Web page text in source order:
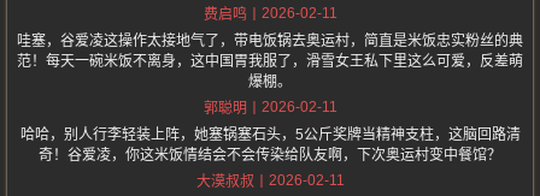
费启鸣
2026-02-11
哇塞，谷爱凌这操作太接地气了，带电饭锅去奥运村，简直是米饭忠实粉丝的典
范！每天一碗米饭不离身，这中国胃我服了，滑雪女王私下里这么可爱，反差萌
爆棚。
郭聪明
2026-02-11
哈哈，别人行李轻装上阵，她塞锅塞石头，5公斤奖牌当精神支柱，这脑回路清
奇！谷爱凌，你这米饭情结会不会传染给队友啊，下次奥运村变中餐馆？
大漠叔叔
2026-02-11